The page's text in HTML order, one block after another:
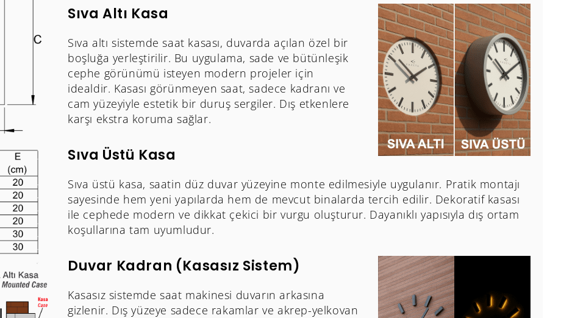
Sıva Altı Kasa
Sıva altı sistemde saat kasası, duvarda açılan özel bir
boşluğa yerleştirilir. Bu uygulama, sade ve bütünleşik
cephe görünümü isteyen modern projeler için
idealdir. Kasası görünmeyen saat, sadece kadranı ve
cam yüzeyiyle estetik bir duruş sergiler. Dış etkenlere
karşı ekstra koruma sağlar.
Sıva Üstü Kasa
Sıva üstü kasa, saatin düz duvar yüzeyine monte edilmesiyle uygulanır. Pratik montajı
sayesinde hem yeni yapılarda hem de mevcut binalarda tercih edilir. Dekoratif kasası
ile cephede modern ve dikkat çekici bir vurgu oluşturur. Dayanıklı yapısıyla dış ortam
koşullarına tam uyumludur.
Duvar Kadran (Kasasız Sistem)
Kasasız sistemde saat makinesi duvarın arkasına
gizlenir. Dış yüzeye sadece rakamlar ve akrep-yelkovan